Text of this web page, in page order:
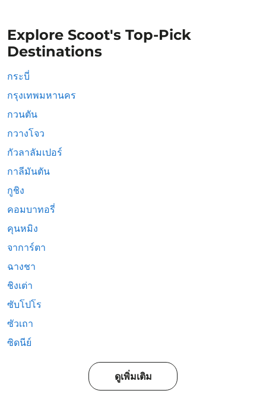
Explore Scoot's Top-Pick
Destinations
กระบี่
กรุงเทพมหานคร
กวนตัน
กวางโจว
กัวลาลัมเปอร์
กาลีมันตัน
กูชิง
คอมบาทอรี่
คุนหมิง
จาการ์ตา
ฉางชา
ชิงเต่า
ซับโปโร
ซัวเถา
ซิดนีย์
ดูเพิ่มเติม